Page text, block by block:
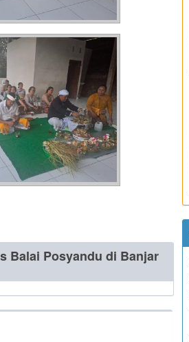
Balai Posyandu di Banjar